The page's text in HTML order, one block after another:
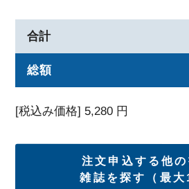
合計
総額
[税込み価格]5,280 円
注文申込する他の
雑誌を探す（最大